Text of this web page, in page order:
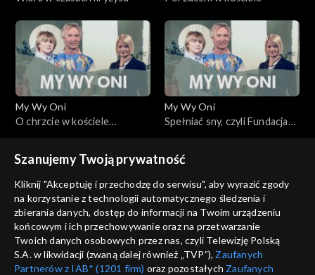
My Wy Oni
O chrzcie w kościele
My Wy Oni
Spełniać sny, czyli Fundacja
My Wy Oni
Trudne pytania dzieci -
18.06.2009
My Wy Oni
Rola taty po porodzie -
25.06.2009
Szanujemy Twoją prywatność
Kliknij "Akceptuję i przechodzę do serwisu", aby wyrazić zgody
na korzystanie z technologii automatycznego śledzenia i
zbierania danych, dostęp do informacji na Twoim urządzeniu
końcowym i ich przechowywanie oraz na przetwarzanie
Twoich danych osobowych przez nas, czyli Telewizję Polską
S.A. w likwidacji (zwaną dalej również „TVP”), Zaufanych
Partnerów z IAB* (1201 firm) oraz pozostałych Zaufanych